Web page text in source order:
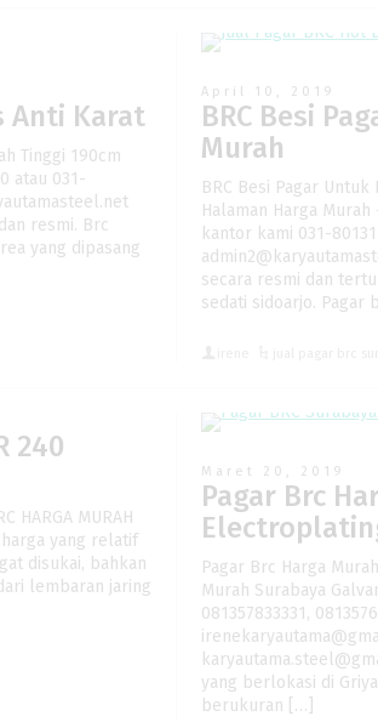
Anti Karat
Tinggi 190cm
atau 031-
resmi. Brc
yang dipasang
April 10, 2019
BRC Besi
Murah
BRC Besi Pagar
Halaman Harga
kantor kami 031-
secara resmi dan
sedati sidoarjo. Pagar
240
HARGA MURAH
harga yang relatif
disukai, bahkan
lembaran jaring
Maret 20, 2019
Pagar Brc
Pagar Brc Harga
Murah Surabaya
081357833331,
yang berlokasi di
berukuran […]